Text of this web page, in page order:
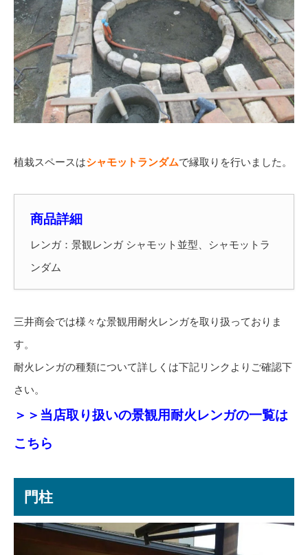
植栽スペースはシャモットランダムで縁取りを行いました。
商品詳細
レンガ：景観レンガ シャモット並型、シャモットラ
ンダム
三井商会では様々な景観用耐火レンガを取り扱っておりま
す。
耐火レンガの種類について詳しくは下記リンクよりご確認下
さい。
＞＞当店取り扱いの景観用耐火レンガの一覧は
こちら
門柱